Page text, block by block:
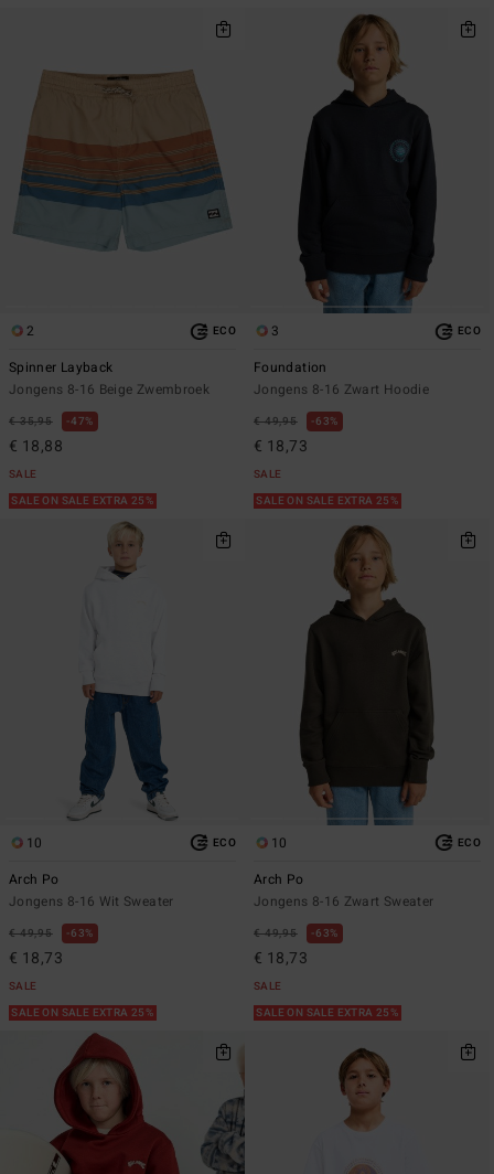
2 ECO
Spinner Layback
Jongens 8-16 Beige Zwembroek
€ 35,95 47%
€ 18,88
SALE
SALE ON SALE EXTRA 25%
3 ECO
Foundation
Jongens 8-16 Zwart Hoodie
€ 49,95 63%
€ 18,73
SALE
SALE ON SALE EXTRA 25%
10 ECO
Arch Po
Jongens 8-16 Wit Sweater
€ 49,95 63%
€ 18,73
SALE
SALE ON SALE EXTRA 25%
10 ECO
Arch Po
Jongens 8-16 Zwart Sweater
€ 49,95 63%
€ 18,73
SALE
SALE ON SALE EXTRA 25%